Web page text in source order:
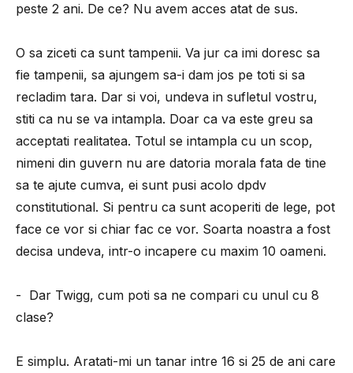
peste 2 ani. De ce? Nu avem acces atat de sus.
O sa ziceti ca sunt tampenii. Va jur ca imi doresc sa
fie tampenii, sa ajungem sa-i dam jos pe toti si sa
recladim tara. Dar si voi, undeva in sufletul vostru,
stiti ca nu se va intampla. Doar ca va este greu sa
acceptati realitatea. Totul se intampla cu un scop,
nimeni din guvern nu are datoria morala fata de tine
sa te ajute cumva, ei sunt pusi acolo dpdv
constitutional. Si pentru ca sunt acoperiti de lege, pot
face ce vor si chiar fac ce vor. Soarta noastra a fost
decisa undeva, intr-o incapere cu maxim 10 oameni.
- Dar Twigg, cum poti sa ne compari cu unul cu 8
clase?
E simplu. Aratati-mi un tanar intre 16 si 25 de ani care